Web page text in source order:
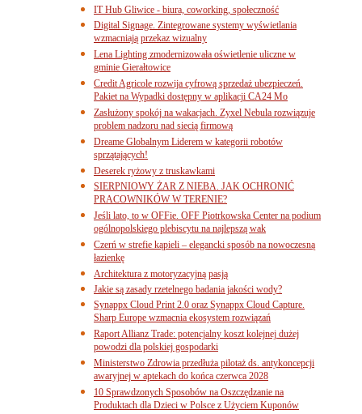
IT Hub Gliwice - biura, coworking, społeczność
Digital Signage. Zintegrowane systemy wyświetlania
wzmacniają przekaz wizualny
Lena Lighting zmodernizowała oświetlenie uliczne w
gminie Gierałtowice
Credit Agricole rozwija cyfrową sprzedaż ubezpieczeń.
Pakiet na Wypadki dostępny w aplikacji CA24 Mo
Zasłużony spokój na wakacjach. Zyxel Nebula rozwiązuje
problem nadzoru nad siecią firmową
Dreame Globalnym Liderem w kategorii robotów
sprzątających!
Deserek ryżowy z truskawkami
SIERPNIOWY ŻAR Z NIEBA. JAK OCHRONIĆ
PRACOWNIKÓW W TERENIE?
Jeśli lato, to w OFFie. OFF Piotrkowska Center na podium
ogólnopolskiego plebiscytu na najlepszą wak
Czerń w strefie kąpieli – elegancki sposób na nowoczesną
łazienkę
Architektura z motoryzacyjną pasją
Jakie są zasady rzetelnego badania jakości wody?
Synappx Cloud Print 2.0 oraz Synappx Cloud Capture.
Sharp Europe wzmacnia ekosystem rozwiązań
Raport Allianz Trade: potencjalny koszt kolejnej dużej
powodzi dla polskiej gospodarki
Ministerstwo Zdrowia przedłuża pilotaż ds. antykoncepcji
awaryjnej w aptekach do końca czerwca 2028
10 Sprawdzonych Sposobów na Oszczędzanie na
Produktach dla Dzieci w Polsce z Użyciem Kuponów